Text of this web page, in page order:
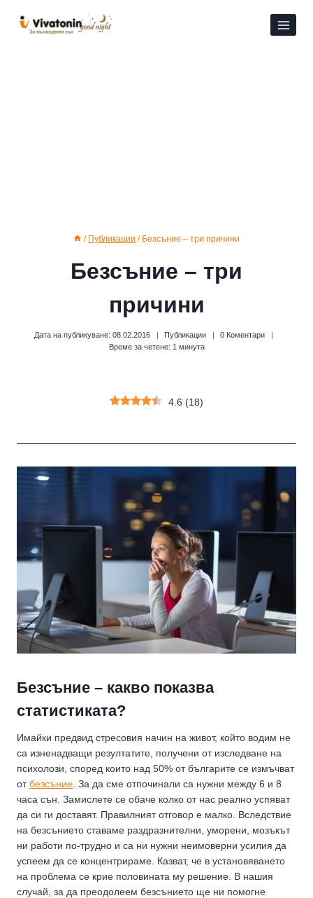
съдържанието
/ Публикации / Безсъние – три причини
Безсъние – три
причини
Дата на публикуване: 08.02.2016 Публикации
0 Коментари
Време за четене: 1 минута
4.6 (18)
Безсъние – какво показва
статистиката?
Имайки предвид стресовия начин на живот, който водим не
са изненадващи резултатите, получени от изследване на
психолози, според които над 50% от българите се измъчват
отбезсъние . За да сме отпочинали са нужни между 6 и 8
часа сън. Замислете се обаче колко от нас реално успяват
да си ги доставят. Правилният отговор е малко. Вследствие
на безсънието ставаме раздразнителни, уморени, мозъкът
ни работи по-трудно и са ни нужни неимоверни усилия да
успеем да се концентрираме. Казват, че в установяването
на проблема се крие половината му решение. В нашия
случай, за да преодолеем безсънието ще ни помогне